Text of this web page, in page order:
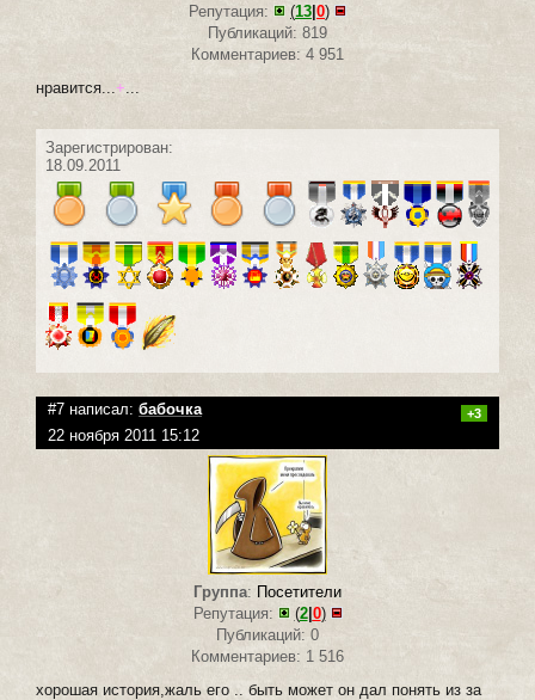
Репутация:
(13|0)
Публикаций: 819
Комментариев: 4 951
нравится... +
Зарегистрирован:
18.09.2011
#7 написал: бабочка +3
22 ноября 2011 15:12
Группа: Посетители
Репутация:
(2|0)
Публикаций: 0
Комментариев: 1 516
хорошая история,жаль его .. быть может он дал понять из за